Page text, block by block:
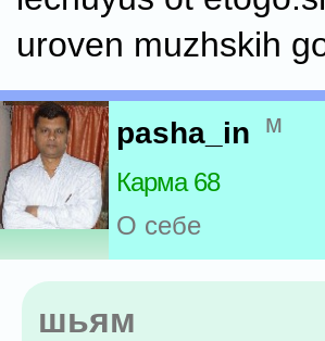
uroven muzhskih
pasha_in м
Карма 68
О себе
шьям